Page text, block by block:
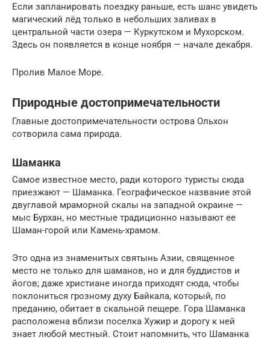
Если запланировать поездку раньше, есть шанс увидеть
магический лёд только в небольших заливах в
центральной части озера — Куркутском и Мухорском.
Здесь он появляется в конце ноября — начале декабря.
Пролив Малое Море.
Природные достопримечательности
Главные достопримечательности острова Ольхон
сотворила сама природа.
Шаманка
Самое известное место, ради которого туристы сюда
приезжают — Шаманка. Географическое название этой
двуглавой мраморной скалы на западной окраине —
мыс Бурхан, но местные традиционно называют ее
Шаман-горой или Камень-храмом.
Это одна из знаменитых святынь Азии, священное
место не только для шаманов, но и для буддистов и
йогов; даже христиане иногда приходят сюда, чтобы
поклониться грозному духу Байкала, который, по
преданию, обитает в скальной пещере. Гора Шаманка
расположена вблизи поселка Хужир и дорогу к ней
знает любой местный. Стоит напомнить, что Шаманка